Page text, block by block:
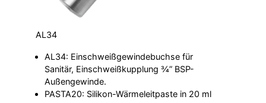
AL34
AL34: Einschweißgewindebuchse für
Sanitär, Einschweißkupplung ¾” BSP-
Außengewinde.
PASTA20: Silikon-Wärmeleitpaste in 20 ml